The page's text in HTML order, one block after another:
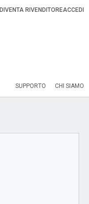
DIVENTA RIVENDITOREACCEDI
SUPPORTO CHI SIAMO